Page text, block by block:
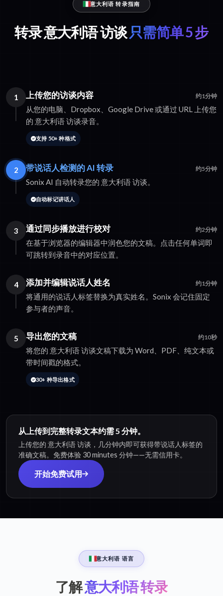
意大利语 转录指南
转录 意大利语 访谈只需简单 5 步
1 上传您的访谈内容 约1分钟
从您的电脑、Dropbox、Google Drive 或通过 URL 上传您
的 意大利语 访谈录音。
支持 50+ 种格式
2 带说话人检测的 AI 转录 约5分钟
Sonix AI 自动转录您的 意大利语 访谈。
自动标记讲话人
3 通过同步播放进行校对 约2分钟
在基于浏览器的编辑器中润色您的文稿。点击任何单词即
可跳转到录音中的对应位置。
4 添加并编辑说话人姓名 约1分钟
将通用的说话人标签替换为真实姓名。Sonix 会记住固定
参与者的声音。
5 导出您的文稿 约10秒
将您的 意大利语 访谈文稿下载为 Word、PDF、纯文本或
带时间戳的格式。
30+ 种导出格式
从上传到完整转录文本约需 5 分钟。
上传您的 意大利语 访谈，几分钟内即可获得带说话人标签的
准确文稿。免费体验 30 minutes 分钟——无需信用卡。
开始免费试用
意大利语 语言
了解意大利语 转录